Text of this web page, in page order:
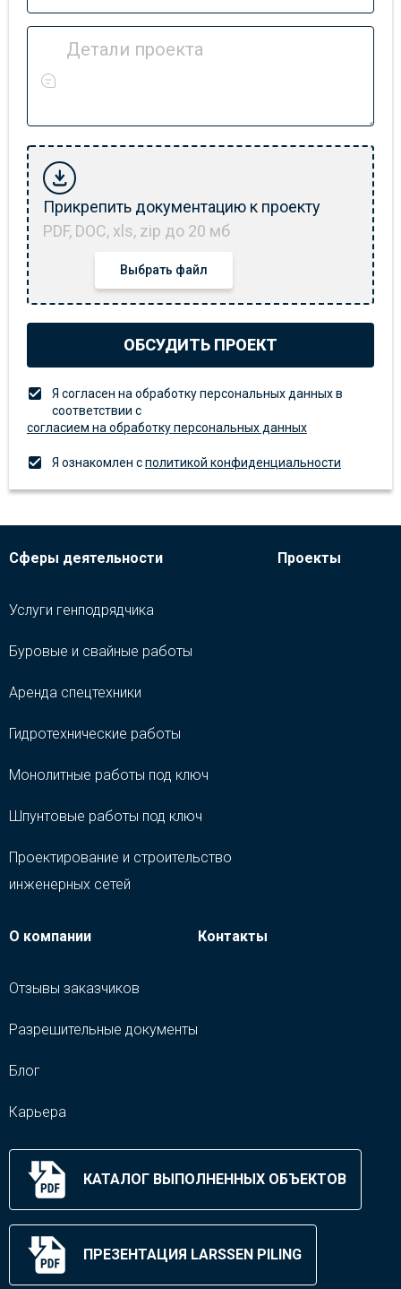
Детали проекта
Прикрепить документацию к проекту
PDF, DOC, xls, zip до 20 мб
Выбрать файл
ОБСУДИТЬ ПРОЕКТ
Я согласен на обработку персональных данных в
соответствии с
согласием на обработку персональных данных
Я ознакомлен сполитикой конфиденциальности
Сферы деятельности
Услуги генподрядчика
Буровые и свайные работы
Аренда спецтехники
Гидротехнические работы
Монолитные работы под ключ
Шпунтовые работы под ключ
Проектирование и строительство
инженерных сетей
Проекты
О компании
Отзывы заказчиков
Разрешительные документы
Блог
Карьера
Контакты
КАТАЛОГ ВЫПОЛНЕННЫХ ОБЪЕКТОВ
ПРЕЗЕНТАЦИЯ LARSSEN PILING